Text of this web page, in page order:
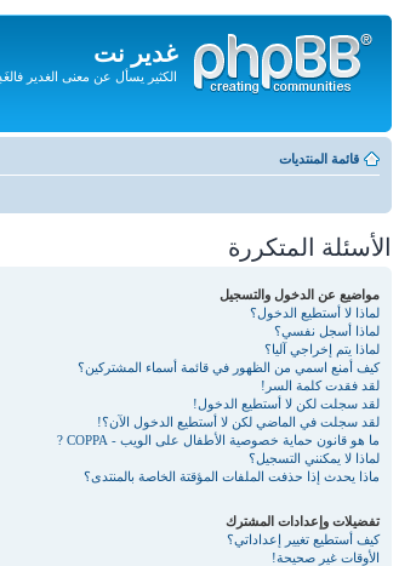
غدير نت
الكثير يسأل عن معنى الغدير
المحتويات
قائمة المنتديات
الأسئلة المتكررة
مواضيع عن الدخول والتسجيل
لماذا لا أستطيع الدخول؟
لماذا أسجل نفسي؟
لماذا يتم إخراجي آليا؟
كيف أمنع اسمي من الظهور في قائمة أسماء المشتركين؟
لقد فقدت كلمة السر!
لقد سجلت لكن لا أستطيع الدخول!
لقد سجلت في الماضي لكن لا أستطيع الدخول الآن؟!
ما هو قانون حماية خصوصية الأطفال على الويب - COPPA ?
لماذا لا يمكنني التسجيل؟
ماذا يحدث إذا حذفت الملفات المؤقتة الخاصة بالمنتدى؟
تفضيلات وإعدادات المشترك
كيف أستطيع تغيير إعداداتي؟
الأوقات غير صحيحة!